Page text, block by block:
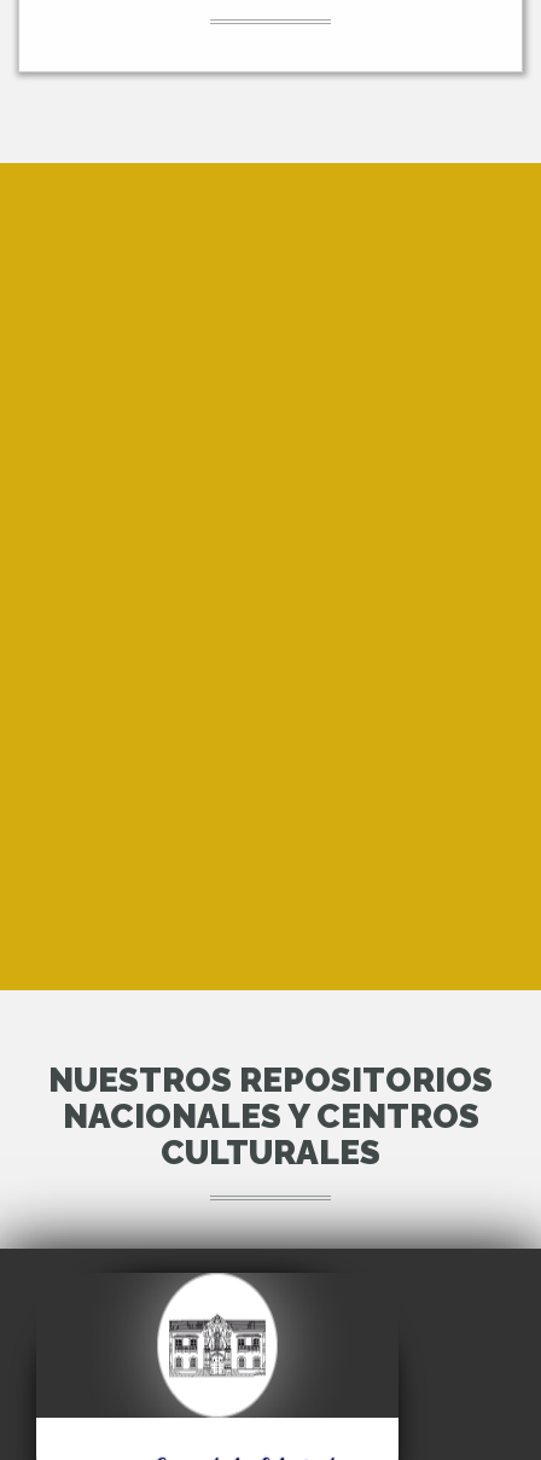
NUESTROS REPOSITORIOS
NACIONALES Y CENTROS
CULTURALES